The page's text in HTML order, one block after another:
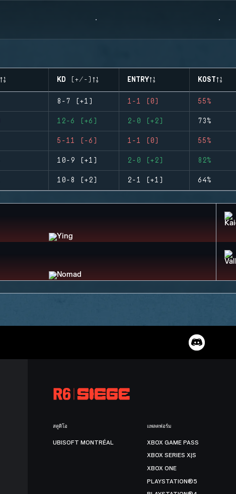
KD (+/-) ENTRY KOST
8-7 (+1) 1-1 (0) 55%
12-6 (+6) 2-0 (+2) 73%
5-11 (-6) 1-1 (0) 55%
10-9 (+1) 2-0 (+2) 82%
10-8 (+2) 2-1 (+1) 64%
สตูดิโอ
UBISOFT MONTRÉAL
แพลตฟอร์ม
XBOX GAME PASS
XBOX SERIES X|S
XBOX ONE
PLAYSTATION®5